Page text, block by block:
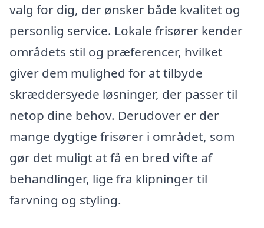
valg for dig, der ønsker både kvalitet og
personlig service. Lokale frisører kender
områdets stil og præferencer, hvilket
giver dem mulighed for at tilbyde
skræddersyede løsninger, der passer til
netop dine behov. Derudover er der
mange dygtige frisører i området, som
gør det muligt at få en bred vifte af
behandlinger, lige fra klipninger til
farvning og styling.